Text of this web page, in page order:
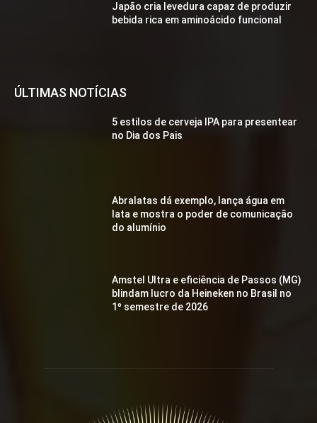
Japão cria levedura capaz de produzir
bebida rica em aminoácido funcional
ÚLTIMAS NOTÍCIAS
5 estilos de cerveja IPA para presentear
no Dia dos Pais
Abralatas dá exemplo, lança água em
lata e mostra o poder de comunicação
do alumínio
Amstel Ultra e eficiência de Passos (MG)
blindam lucro da Heineken no Brasil no
1º semestre de 2026